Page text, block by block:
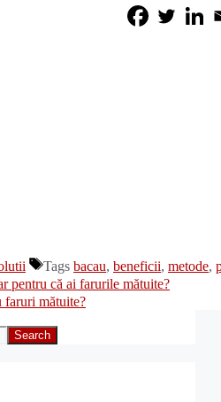
Tags bacau, beneficii, metode,
pentru că ai farurile mătuite?
faruri mătuite?
Search